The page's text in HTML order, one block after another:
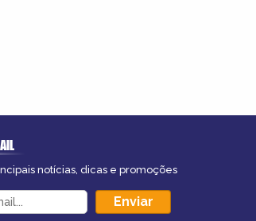
notícias, dicas e promoções